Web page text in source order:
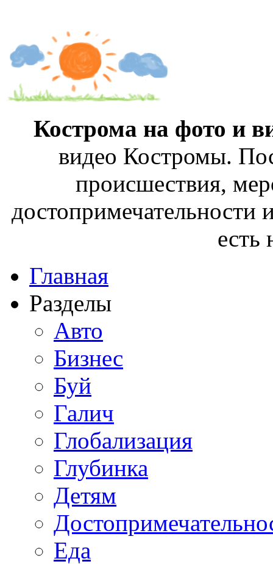
Кострома на фото и
видео Костромы.
происшествия,
достопримечательности
есть
Главная
Разделы
Авто
Бизнес
Буй
Галич
Глобализация
Глубинка
Детям
Еда